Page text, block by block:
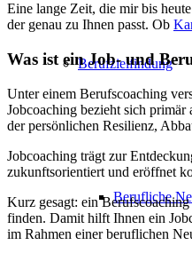
Berufzielfindung
Berufliche
Eine lange Zeit, die mir bis
der genau zu Ihnen passt. Ob
Was ist ein Job- und
Unter einem Berufscoaching
Jobcoaching bezieht sich
der persönlichen Resilienz,
Jobcoaching trägt zur
zukunftsorientiert und eröffnet
Kurz gesagt: ein
finden. Damit hilft Ihnen ein
im Rahmen einer beruflichen